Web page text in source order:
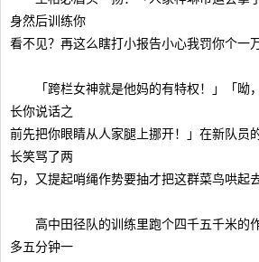
身然后训练你
看不见？再这么瞎打小报告小心我罚你个一
「跨栏女神就是他妈的有特权！」「呦
长你说话之
前先把你眼睛从人家腿上挪开！」在新队员
长笑骂了两
句，又提起哨绳作势要抽才把这群菜鸟哄起
高中田径队的训练里跑个四千五千米的
多五分钟一